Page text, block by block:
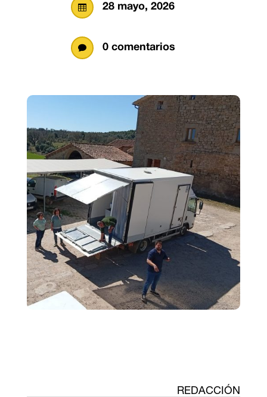
 28 mayo, 2026
 0 comentarios
REDACCIÓN